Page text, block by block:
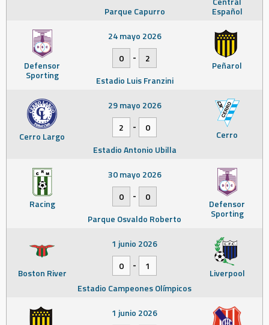
Español
Parque Capurro
Defensor
Sporting
Peñarol
24 mayo 2026
0
-
2
Estadio Luis Franzini
Cerro Largo Cerro
29 mayo 2026
2
-
0
Estadio Antonio Ubilla
Racing Defensor
Sporting
30 mayo 2026
0
-
0
Parque Osvaldo Roberto
Boston River Liverpool
1 junio 2026
0
-
1
Estadio Campeones Olímpicos
1 junio 2026